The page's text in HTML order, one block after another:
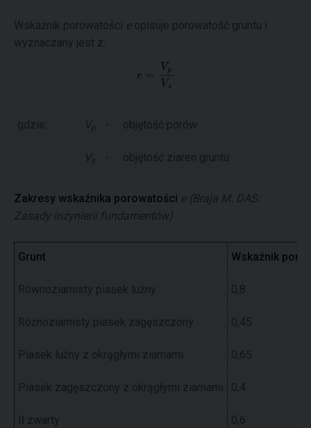
Wskaźnik porowatości eopisuje porowatość gruntu i
wyznaczany jest z:
gdzie: Vp - objętość porów
Vs - objętość ziaren gruntu
Zakresy wskaźnika porowatości e(Braja M. DAS:
Zasady inżynierii fundamentów)
Grunt Wskaźnik
Równoziarnisty piasek luźny 0,8
Różnoziarnisty piasek zagęszczony 0,45
Piasek luźny z okrągłymi ziarnami 0,65
Piasek zagęszczony z okrągłymi ziarnami 0,4
Ił zwarty 0,6